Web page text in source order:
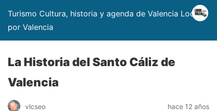
Turismo Cultura, historia y agenda de Valencia Locos
por Valencia
La Historia del Santo Cáliz de
Valencia
vlcseo hace 12 años